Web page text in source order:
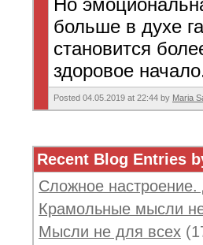
Но
больше в духе
становится
здоровое
Posted 04.05.2019 at 22:44 by Maria
Recent Blog Entries
Сложное
Крамольные мысли
Мысли не для всех